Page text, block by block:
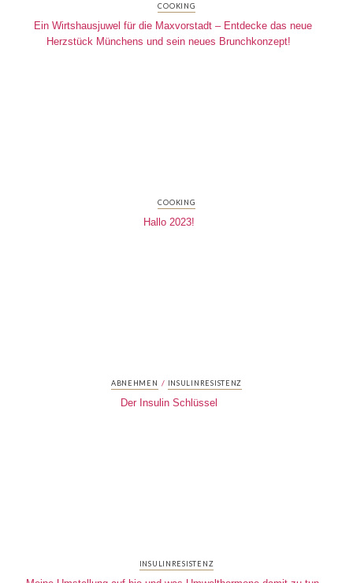
COOKING
Ein Wirtshausjuwel für die Maxvorstadt – Entdecke das neue
Herzstück Münchens und sein neues Brunchkonzept!
COOKING
Hallo 2023!
ABNEHMEN / INSULINRESISTENZ
Der Insulin Schlüssel
INSULINRESISTENZ